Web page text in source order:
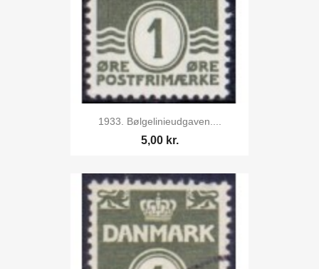
1933. Bølgelinieudgaven....
5,00 kr.